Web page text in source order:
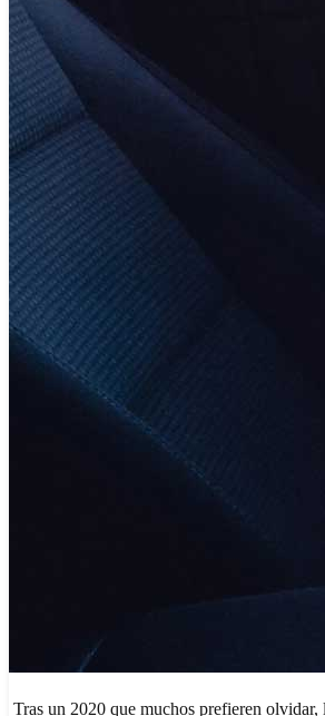
Tras un 2020 que muchos prefieren olvidar,